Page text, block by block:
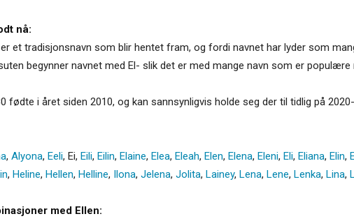
nå:
et tradisjonsnavn som blir hentet fram, og fordi navnet har lyder som
begynner navnet med El- slik det er med mange navn som er populære
fødte i året siden 2010, og kan sannsynligvis holde seg der til tidlig på
, Alyona, Eeli, Ei, Eili, Eilin, Elaine, Elea, Eleah, Elen, Elena, Eleni, Eli, Eliana, Elin,
, Heline, Hellen, Helline, Ilona, Jelena, Jolita, Lainey, Lena, Lene, Lenka, Lina,
med Ellen: